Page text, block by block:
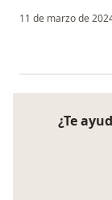
11 de marzo de
¿Te